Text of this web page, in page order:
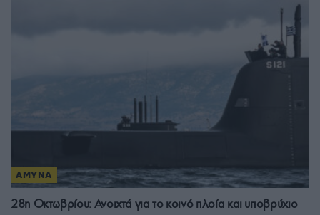
ΑΜΥΝΑ
28η Οκτωβρίου: Ανοιχτά για το κοινό πλοία και υποβρύχιο